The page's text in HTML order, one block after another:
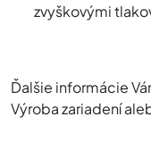
zvyškovými
Ďalšie informácie
Výroba zariadení